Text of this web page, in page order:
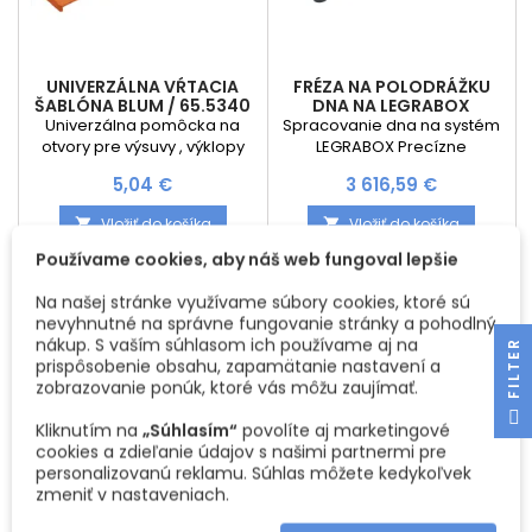
UNIVERZÁLNA VŔTACIA
ŠABLÓNA BLUM / 65.5340
Univerzálna pomôcka na
otvory pre výsuvy , výklopy
Spracovanie podľa rysky
Cena
5,04 €
 Vložiť do košíka
FRÉZA NA POLODRÁŽKU
DNA NA LEGRABOX
Spracovanie dna na systém
LEGRABOX Precízne
LEGRABOX Jednoduché
uchytenie dna Nie je
potrebná žiadna príprava
Cena
3 616,59 €
 Vložiť do košíka
Používame cookies, aby náš web fungoval lepšie
Na našej stránke využívame súbory cookies, ktoré sú
nevyhnutné na správne fungovanie stránky a pohodlný
nákup. S vaším súhlasom ich používame aj na
prispôsobenie obsahu, zapamätanie nastavení a
zobrazovanie ponúk, ktoré vás môžu zaujímať.
Kliknutím na „Súhlasím“ povolíte aj marketingové
cookies a zdieľanie údajov s našimi partnermi pre
personalizovanú reklamu. Súhlas môžete kedykoľvek
zmeniť v nastaveniach.
R